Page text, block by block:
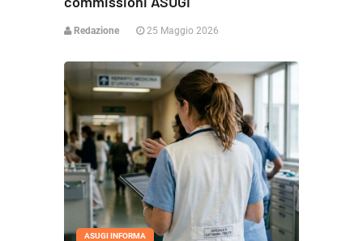
Redazione 25 Maggio 2026
ASUGI INFORMA